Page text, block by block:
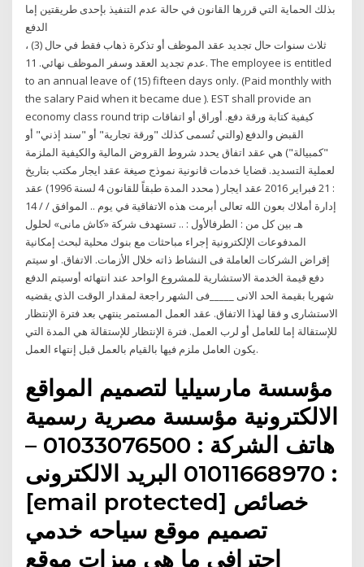
بذلك الحماية التي قررها القانون في حالة عدم التنفيذ بإحدى طريقتين إما
الدفع
، (3) ثلاث سنوات حال تجديد عقد الموظف أو تذكرة ذهاب فقط في حال
عدم تجديد العقد وسفر الموظف نهائي. 11. The employee is entitled
to an annual leave of (15) fifteen days only. (Paid monthly with
the salary Paid when it became due ). EST shall provide an
economy class round trip كيفية كتابة ورقة دفع. أوراق أو اتفاقات
القبض والدفع (والتي تُسمى كذلك "ورقة تجارية" أو "سند إذني" أو
"كمبيالة") هي عقد اتفاق يحدد شروط القروض المالية والكيفية الملزمة
لعملية التسديد. قضايا خدمات قانونية نموذج صيغة عقد ايجار مكتب بتاريخ
: 21 فبراير 2016 عقد ايجار ( محدد المدة طبقاً للقانون 4 لسنة 1996) عقد
إدارة أملاك بعون الله تعالى أبرمت هذه الاتفاقية في يوم .. الموافق / / 14
هـ بين كل من : الطرفالأول : .. تستهدف شركة «كاش مانى» لحلول
المدفوعات الإلكترونية إجراء مباحثات مع بنوك محلية لبحث إمكانية
إقراض الشركات العاملة فى النشاط ذاته خلال الأزمات. الاتفاق. او سيتم
دفع قيمة الخدمة الاستشارية للمشروع الواحد عند انتهائه أوسيتم الدفع
شهريا بقيمة الحد الانى _____فى الشهر راجعة لمقدار الوقت الذي يقضيه
الاستشارى و فقا لهذا الاتفاق. عقد العمل المستمر ينتهي بعد فترة الإنتظار
للإستقالة إما للعامل أو لرب العمل. فترة الإنتظار للإستقالة هي المدة التي
يكون العامل ملزم فيها بالقيام بالعمل قبل إنتهاء العمل.
مؤسسة مارسيليا لتصميم المواقع
الالكترونية مؤسسة مصرية رسمية
هاتف الشركة : 01033076500 –
01011668970 البريد الالكترونى :
[email protected] خصائص
تصميم موقع سياحه خدمي
احترافى ما هي ميزات موقع